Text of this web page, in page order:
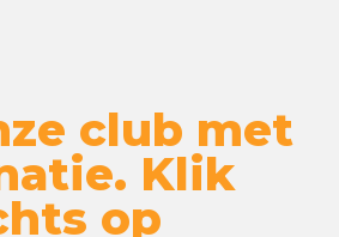
club met
Klik
op